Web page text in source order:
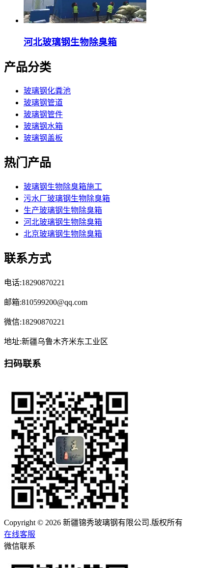
河北玻璃钢生物除臭箱
产品分类
玻璃钢化粪池
玻璃钢管道
玻璃钢管件
玻璃钢水箱
玻璃钢盖板
热门产品
玻璃钢生物除臭箱施工
污水厂玻璃钢生物除臭箱
生产玻璃钢生物除臭箱
河北玻璃钢生物除臭箱
北京玻璃钢生物除臭箱
联系方式
电话:18290870221
邮箱:810599200@qq.com
微信:18290870221
地址:新疆乌鲁木齐米东工业区
扫码联系
Copyright © 2026 新疆锦秀玻璃钢有限公司.版权所有
在线客服
微信联系